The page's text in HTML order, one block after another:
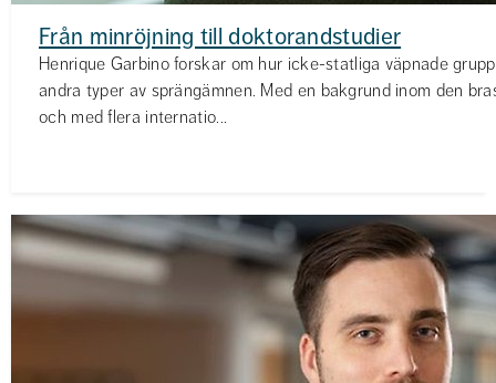
Från minröjning till doktorandstudier
Henrique Garbino forskar om hur icke-statliga väpnade
andra typer av sprängämnen. Med en bakgrund inom den
och med flera internatio...